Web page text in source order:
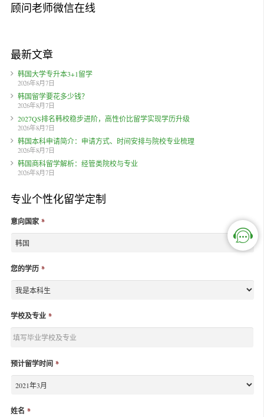
顾问老师微信在线
最新文章
韩国大学专升本3+1留学
2026年8月7日
韩国留学要花多少钱？
2026年8月7日
2027QS排名韩校稳步进阶，高性价比留学实现学历升级
2026年8月7日
韩国本科申请简介：申请方式、时间安排与院校专业梳理
2026年8月7日
韩国商科留学解析：经管类院校与专业
2026年8月7日
专业个性化留学定制
意向国家 *
您的学历 *
学校及专业 *
预计留学时间 *
姓名 *